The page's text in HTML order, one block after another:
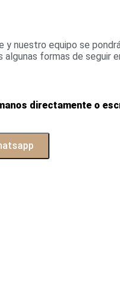
y nuestro equipo se
algunas formas de seguir
directamente o